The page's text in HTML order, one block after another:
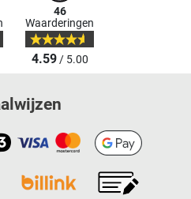
46
Waarderingen
4.59/ 5.00